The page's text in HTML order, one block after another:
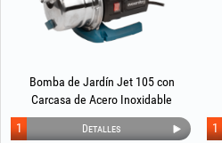
Bomba de Jardín Jet 105 con
Carcasa de Acero Inoxidable
EvoSanitary®
Detalles
1 1